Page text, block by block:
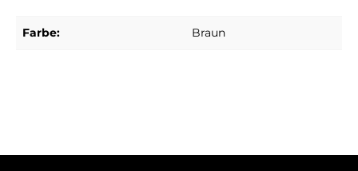
Farbe: Braun